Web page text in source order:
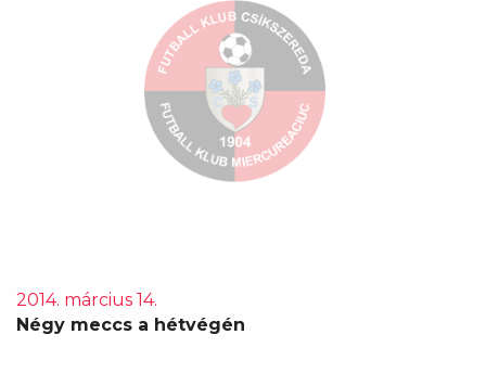
2014. március 14.
Négy meccs a hétvégén